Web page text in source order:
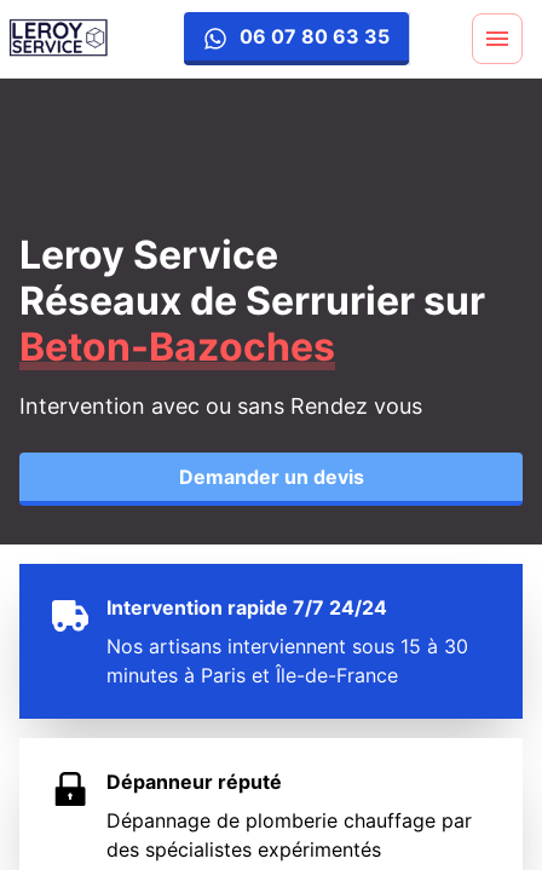
06 07 80 63 35
Leroy Service
Réseaux de Serrurier sur
Beton-Bazoches
Intervention avec ou sans Rendez vous
Demander un devis
Intervention rapide 7/7 24/24
Nos artisans interviennent sous 15 à 30
minutes à Paris et Île-de-France
Dépanneur réputé
Dépannage de plomberie chauffage par
des spécialistes expérimentés